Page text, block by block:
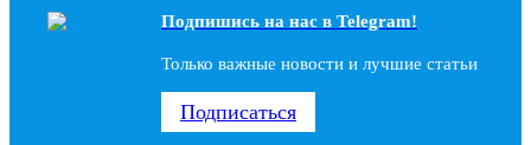
Подпишись на наc в Telegram!
Только важные новости и лучшие статьи
Подписаться